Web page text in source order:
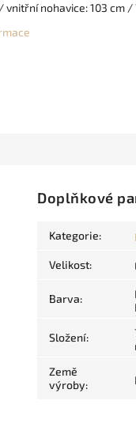
vnitřní nohavice: 103 cm /
Doplňkové
Kategorie:
Velikost:
Barva:
Složení:
Země
výroby: